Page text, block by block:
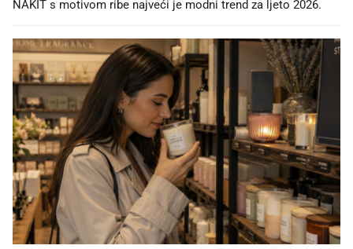
NAKIT s motivom ribe najveći je modni trend za ljeto 2026.